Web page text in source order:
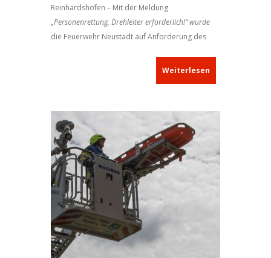
Reinhardshofen – Mit der Meldung
„Personenrettung, Drehleiter erforderlich!“ wurde
die Feuerwehr Neustadt auf Anforderung des
Weiterlesen